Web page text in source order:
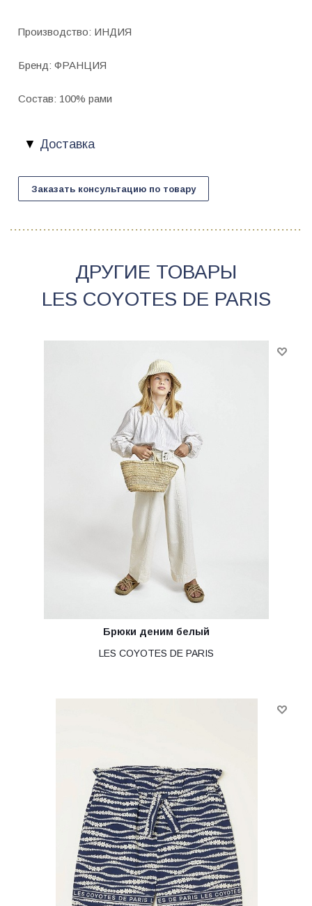
Производство: ИНДИЯ
Бренд: ФРАНЦИЯ
Состав: 100% рами
Доставка
Заказать консультацию по товару
ДРУГИЕ ТОВАРЫ
LES COYOTES DE PARIS
Брюки деним белый
LES COYOTES DE PARIS